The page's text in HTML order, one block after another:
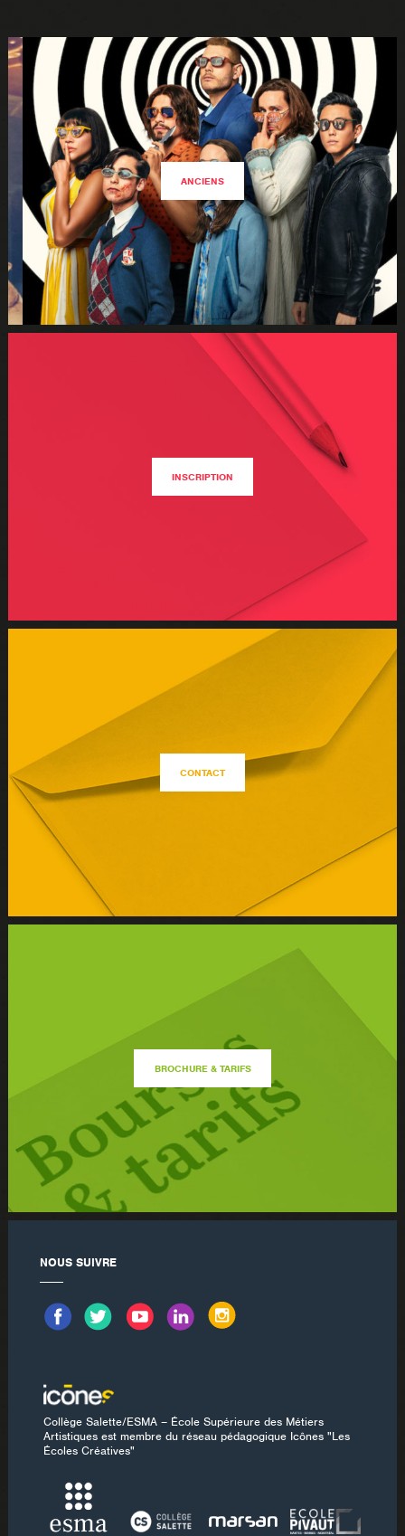
ANCIENS
INSCRIPTION
CONTACT
BROCHURE & TARIFS
NOUS SUIVRE
Collège Salette/ESMA – École Supérieure des Métiers
Artistiques est membre du réseau pédagogique Icônes "Les
Écoles Créatives"